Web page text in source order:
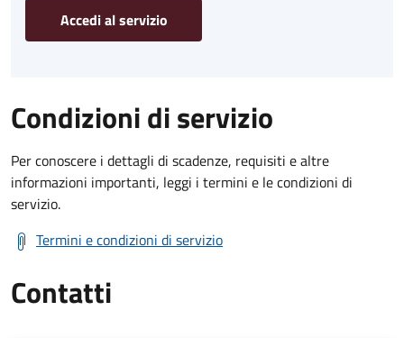
Accedi al servizio
Condizioni di servizio
Per conoscere i dettagli di scadenze, requisiti e altre
informazioni importanti, leggi i termini e le condizioni di
servizio.
Termini e condizioni di servizio
Contatti